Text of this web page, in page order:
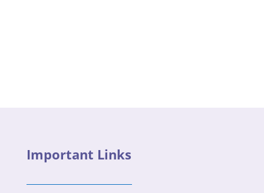
Important Links